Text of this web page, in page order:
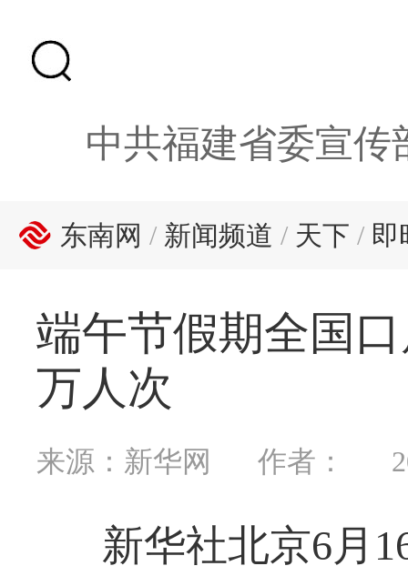
中共福建省委宣传
东南网 / 新闻频道 / 天下 / 即
端午节假期全国
万人次
来源：新华网 作者：
新华社北京6月